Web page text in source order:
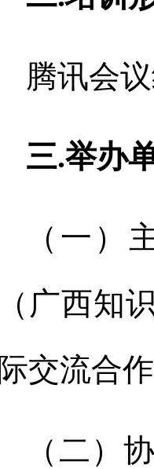
腾讯会
三.举办
（一）
（广西知
际交流合
（二）